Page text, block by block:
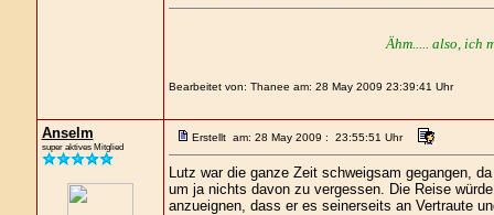
Ähm..... also, ich
Bearbeitet von: Thanee am: 28 May 2009 23:39:41 Uhr
Anselm
super aktives Mitglied
Erstellt am: 28 May 2009 : 23:55:51 Uhr
Lutz war die ganze Zeit schweigsam gegangen,
um ja nichts davon zu vergessen. Die Reise
anzueignen, dass er es seinerseits an Vertraute